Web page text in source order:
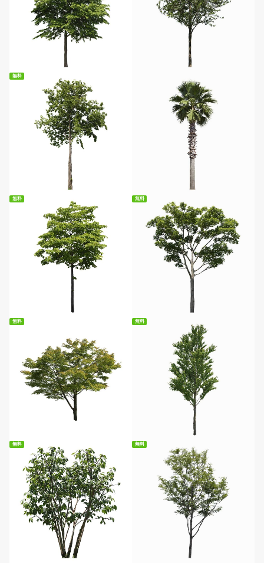
無料ダウンロード 無料ダウンロード
無料
無料ダウンロード
無料
無料ダウンロード
無料
無料ダウンロード
無料
無料ダウンロード
無料
無料ダウンロード
無料
無料ダウンロード
無料
無料ダウンロード